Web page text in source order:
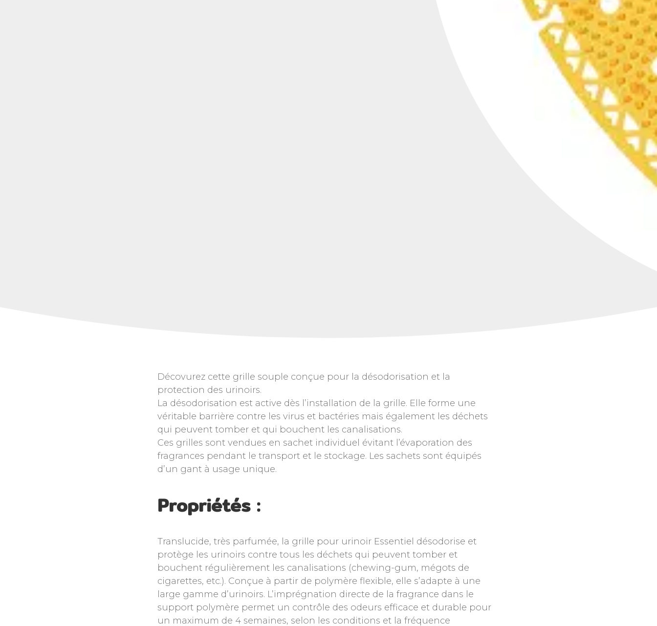
Décovurez cette grille souple conçue pour la désodorisation et la
protection des urinoirs.
La désodorisation est active dès l’installation de la grille. Elle forme une
véritable barrière contre les virus et bactéries mais également les déchets
qui peuvent tomber et qui bouchent les canalisations.
Ces grilles sont vendues en sachet individuel évitant l’évaporation des
fragrances pendant le transport et le stockage. Les sachets sont équipés
d’un gant à usage unique.
Propriétés :
Translucide, très parfumée, la grille pour urinoir Essentiel désodorise et
protège les urinoirs contre tous les déchets qui peuvent tomber et
bouchent régulièrement les canalisations (chewing-gum, mégots de
cigarettes, etc.). Conçue à partir de polymère flexible, elle s’adapte à une
large gamme d’urinoirs. L’imprégnation directe de la fragrance dans le
support polymère permet un contrôle des odeurs efficace et durable pour
un maximum de 4 semaines, selon les conditions et la fréquence